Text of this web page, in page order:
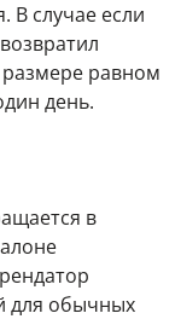
В случае если
равном
день.
в
для обычных